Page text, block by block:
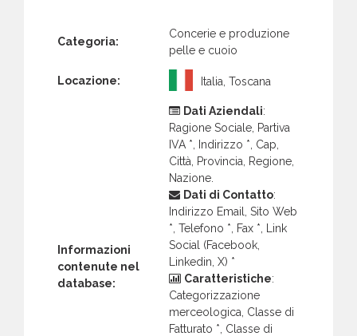
Categoria:
Concerie e produzione
pelle e cuoio
Locazione: Italia, Toscana
Informazioni
contenute nel
database:
Dati Aziendali:
Ragione Sociale, Partiva
IVA *, Indirizzo *, Cap,
Città, Provincia, Regione,
Nazione.
Dati di Contatto:
Indirizzo Email, Sito Web
*, Telefono *, Fax *, Link
Social (Facebook,
Linkedin, X) *
Caratteristiche:
Categorizzazione
merceologica, Classe di
Fatturato *, Classe di